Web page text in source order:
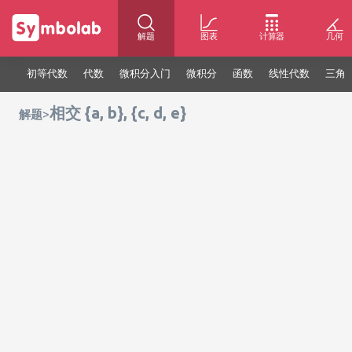
解题 图表 计算器 几何
初等代数 代数 微积分入门 微积分 函数 线性代数 三角
解题>相交 {a, b}, {c, d, e}